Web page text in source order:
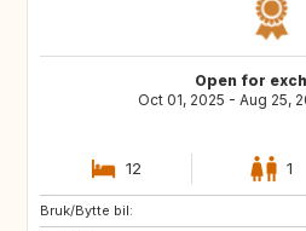
Open for
Oct 01, 2025 - Aug 25,
12 1
Bruk/Bytte bil:
VN